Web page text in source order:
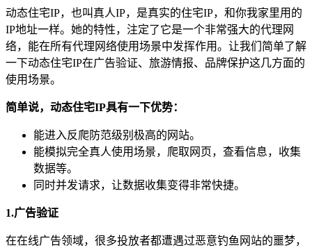
动态住宅IP，也叫真人IP，是真实的住宅IP，和你我家里用的
IP地址一样。她的特性，注定了它是一个非常强大的代理网
络，能在所有代理网络使用场景中发挥作用。让我们简单了解
一下动态住宅IP在广告验证、旅游情报、品牌保护这几方面的
使用场景。
简单说，动态住宅IP具有一下优势：
能进入反爬防范级别极高的网站。
能模拟完全真人使用场景，爬取网页，查看信息，收集
数据等。
同时并发请求，让数据收集变得非常快捷。
1.广告验证
在在线广告领域，很多投放者都遭遇过恶意钓鱼网站的噩梦，